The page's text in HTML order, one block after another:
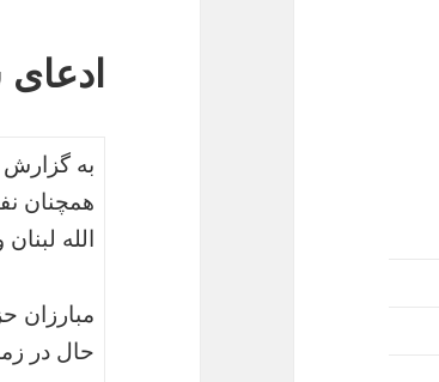
به گزارش
همچنان
الله
مبارزان
حال در